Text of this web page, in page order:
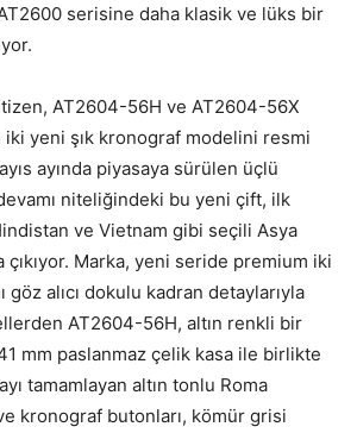
serisine daha klasik ve lüks bir
AT2604-56H ve AT2604-56X
iki yeni şık kronograf modelini resmi
ayında piyasaya sürülen üçlü
niteliğindeki bu yeni çift, ilk
ve Vietnam gibi seçili Asya
çıkıyor. Marka, yeni seride premium iki
göz alıcı dokulu kadran detaylarıyla
AT2604-56H, altın renkli bir
mm paslanmaz çelik kasa ile birlikte
tamamlayan altın tonlu Roma
kronograf butonları, kömür grisi